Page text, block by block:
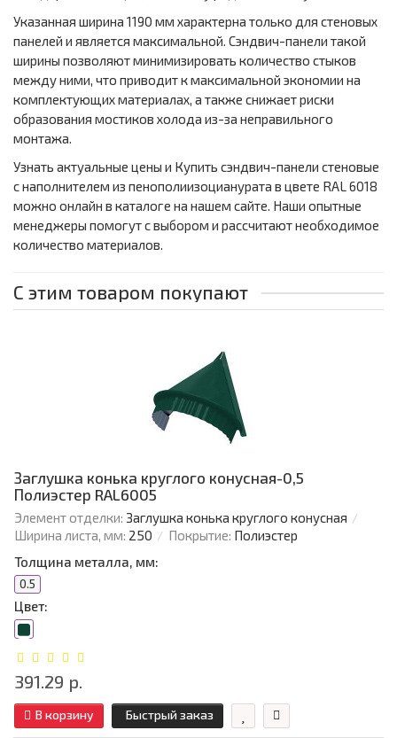
Указанная ширина 1190 мм характерна только для стеновых
панелей и является максимальной. Сэндвич-панели такой
ширины позволяют минимизировать количество стыков
между ними, что приводит к максимальной экономии на
комплектующих материалах, а также снижает риски
образования мостиков холода из-за неправильного
монтажа.
Узнать актуальные цены и Купить сэндвич-панели стеновые
с наполнителем из пенополиизоцианурата в цвете RAL 6018
можно онлайн в каталоге на нашем сайте. Наши опытные
менеджеры помогут с выбором и рассчитают необходимое
количество материалов.
С этим товаром покупают
Заглушка конька круглого конусная-0,5
Полиэстер RAL6005
Элемент отделки: Заглушка конька круглого конусная
Ширина листа, мм: 250 Покрытие: Полиэстер
Толщина металла, мм:
0.5
Цвет:
391.29 р.
В корзину Быстрый заказ